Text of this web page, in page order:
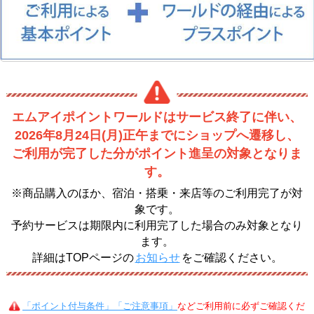
エムアイポイントワールドはサービス終了に伴い、
2026年8月24日(月)正午までにショップへ遷移し、
ご利用が完了した分がポイント進呈の対象となりま
す。
※商品購入のほか、宿泊・搭乗・来店等のご利用完了が対
象です。
予約サービスは期限内に利用完了した場合のみ対象となり
ます。
詳細はTOPページの お知らせ をご確認ください。
「ポイント付与条件」「ご注意事項」 などご利用前に必ずご確認くだ